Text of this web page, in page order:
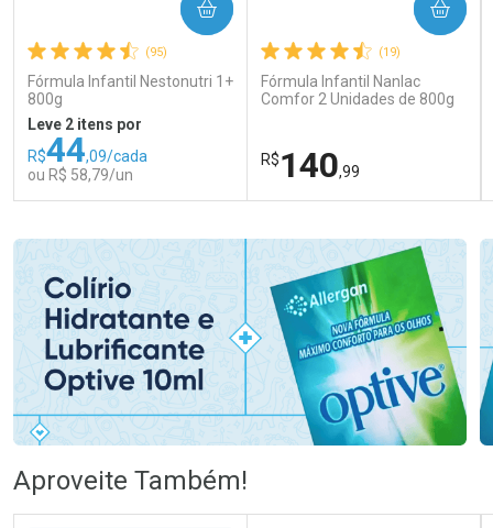
(95)
Fórmula Infantil Nestonutri 1+
800g
Leve 2 itens por
R$44,09/cada
ou R$ 58,79/un
COMPRAR
(19)
Fórmula Infantil Nanlac
Comfor 2 Unidades de 800g
R$140,99
COMPRAR
Laboratório
Por Menos
Aproveite Também!